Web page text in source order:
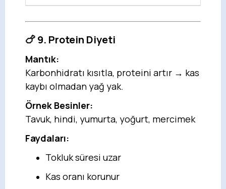
🍗 9. Protein Diyeti
Mantık:
Karbonhidratı kısıtla, proteini artır → kas
kaybı olmadan yağ yak.
Örnek Besinler:
Tavuk, hindi, yumurta, yoğurt, mercimek
Faydaları:
Tokluk süresi uzar
Kas oranı korunur